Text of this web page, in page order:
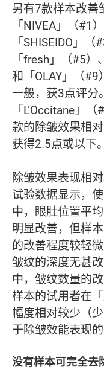
另有7款样本改善
「NIVEA」（#1
「SHISEIDO」
「fresh」（#5）
和「OLAY」（
一般，获3点评分
「L’Occitane」
款的除皱效果相
获得2.5点或以下。
除皱效果表现相
试验数据显示，
中，眼肚位置平
明显改善，但样
的改善程度较轻
皱纹的深度无甚
中，皱纹数量的
样本的试用者在
幅度相对较少（
于除皱效能表现的
没有样本可完全去